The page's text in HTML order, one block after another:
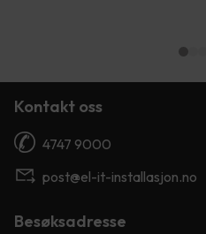
Kontakt oss
4747 9000
post@el-it-installasjon.no
Besøksadresse